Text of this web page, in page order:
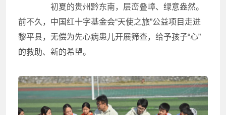
初夏的贵州黔东南，层峦叠嶂、绿意盎然。
前不久，中国红十字基金会“天使之旅”公益项目走进
黎平县，无偿为先心病患儿开展筛查，给予孩子“心”
的救助、新的希望。